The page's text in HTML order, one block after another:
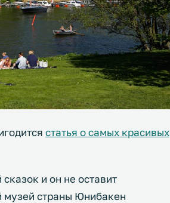
статья о самых красивых
и он не оставит
музей страны Юнибакен